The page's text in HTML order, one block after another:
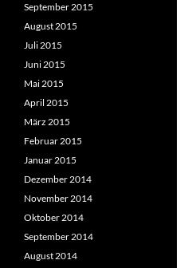
September 2015
August 2015
Juli 2015
Juni 2015
Mai 2015
April 2015
März 2015
Februar 2015
Januar 2015
Dezember 2014
November 2014
Oktober 2014
September 2014
August 2014